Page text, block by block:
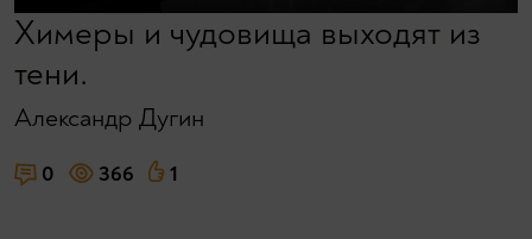
Химеры и чудовища выходят из
тени.
Александр Дугин
0 366 1